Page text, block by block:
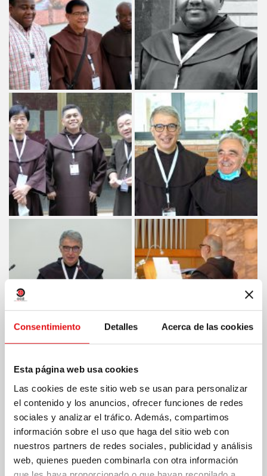
Consentimiento Detalles Acerca de las cookies
Esta página web usa cookies
Las cookies de este sitio web se usan para personalizar
el contenido y los anuncios, ofrecer funciones de redes
sociales y analizar el tráfico. Además, compartimos
información sobre el uso que haga del sitio web con
nuestros partners de redes sociales, publicidad y análisis
web, quienes pueden combinarla con otra información